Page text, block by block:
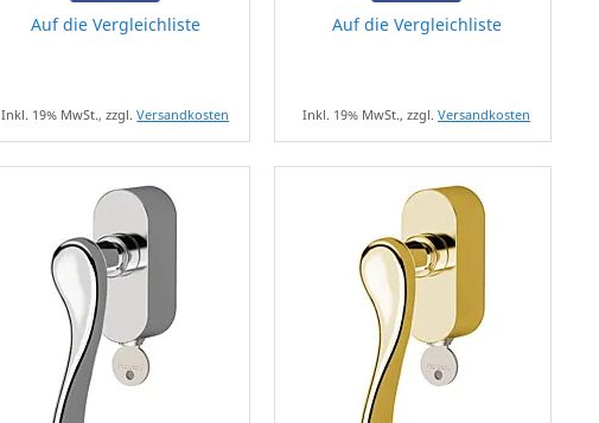
Auf die Vergleichliste
Inkl. 19% MwSt., zzgl.Versandkosten
Auf die Vergleichliste
Inkl. 19% MwSt., zzgl.Versandkosten